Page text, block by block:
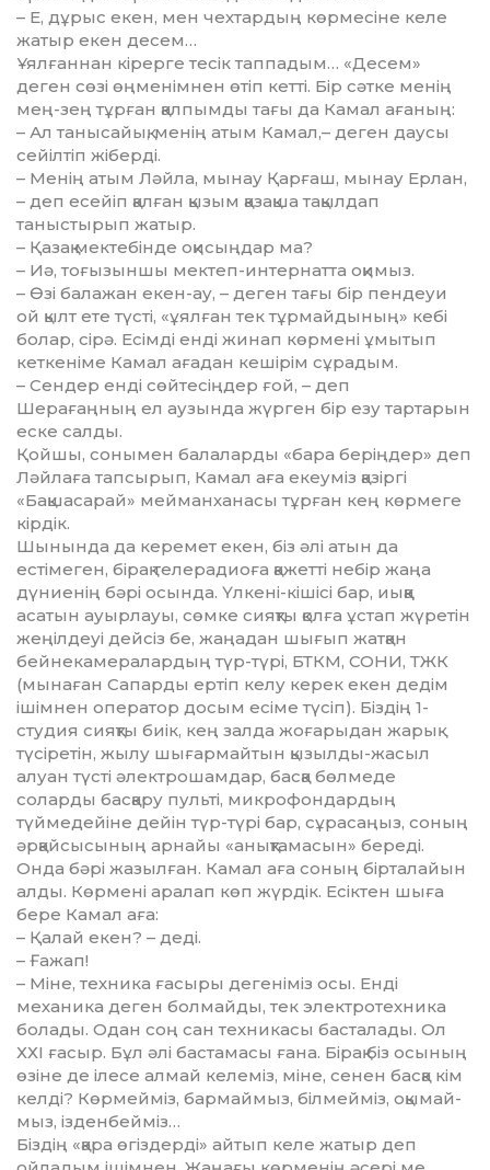
– Е, дұрыс екен, мен чехтардың көрмесіне келе
жатыр екен десем…
Ұялғаннан кірерге тесік таппадым… «Десем»
деген сөзі өң­менім­нен өтіп кетті. Бір сәтке ме­нің
мең-зең тұрған қалпымды тағы да Камал ағаның:
– Ал танысайық, менің атым Камал,– деген даусы
сейілтіп жіберді.
– Менің атым Ләйла, мынау Қар­ғаш, мынау Ерлан,
– деп есе­йіп қалған қызым қазақша та­қылдап
таныстырып жатыр.
– Қазақ мектебінде оқисыңдар ма?
– Иә, тоғызыншы мектеп-интернатта оқимыз.
– Өзі балажан екен-ау, – деген тағы бір пендеуи
ой қылт ете түсті, «ұялған тек тұрмайдының» кебі
болар, сірә. Есімді енді жинап көрмені ұмытып
кеткеніме Камал ағадан кешірім сұрадым.
– Сендер енді сөйтесіңдер ғой, – деп
Шерағаңның ел аузында жүрген бір езу тартарын
еске салды.
Қойшы, сонымен балаларды «бара беріңдер» деп
Ләйлаға тапсырып, Камал аға екеуміз қазіргі
«Бақшасарай» мейманханасы тұрған кең көрмеге
кірдік.
Шынында да керемет екен, біз әлі атын да
естімеген, бірақ телера­диоға қажетті небір жаңа
дүниенің бәрі осында. Үлкені-кішісі бар, иыққа
асатын ауырлауы, сөмке сияқты қолға ұстап жүретін
жеңіл­деуі дейсіз бе, жаңадан шығып жатқан
бейнекамералар­дың түр-түрі, БТКМ, СОНИ, ТЖК
(мы­наған Сапарды ертіп келу керек екен дедім
ішімнен оператор досым есіме түсіп). Біздің 1-
студия сияқты биік, кең залда жоғарыдан жарық
түсіретін, жылу шығар­майтын қызылды-жасыл
алуан түсті әлектрошамдар, басқа бөл­меде
соларды басқару пульті, микрофондардың
түймедейіне дейін түр-түрі бар, сұрасаңыз, со­ның
әрқайсысының арнайы «анық­тамасын» береді.
Онда бәрі жазылған. Камал аға соның бір­та­лайын
алды. Көрмені аралап көп жүрдік. Есіктен шыға
бере Камал аға:
– Қалай екен? – деді.
– Ғажап!
– Міне, техника ғасыры де­гені­міз осы. Енді
механика деген болмайды, тек электротехника
бо­лады. Одан соң сан техникасы басталады. Ол
ХХІ ғасыр. Бұл әлі бастамасы ғана. Бірақ біз осының
өзіне де ілесе алмай келеміз, міне, сенен басқа кім
келді? Көрмейміз, бармаймыз, білмейміз, оқымай­
мыз, ізденбейміз…
Біздің «қара өгіздерді» айтып келе жатыр деп